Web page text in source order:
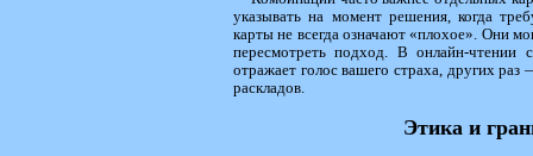
указывать на момент решения, когда
карты не всегда означают «плохое». Они
пересмотреть подход. В онлайн-чтении
отражает голос вашего страха, других
раскладов.
Этика и